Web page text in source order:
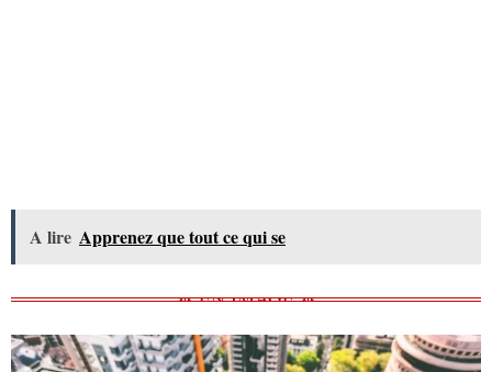
A lire Apprenez que tout ce qui se